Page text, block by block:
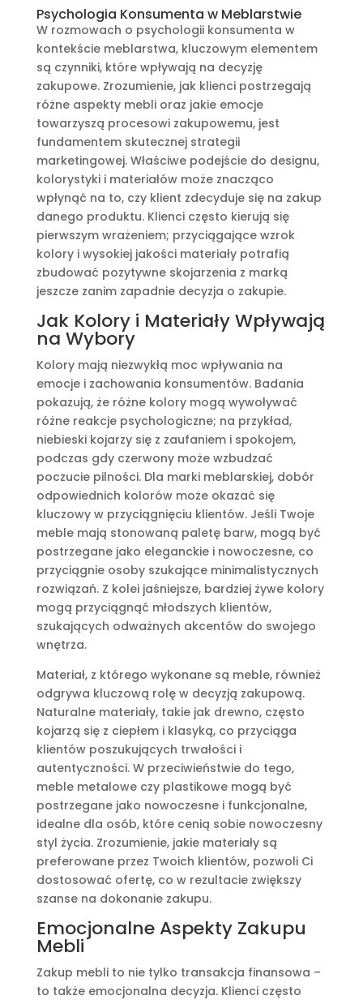
Psychologia Konsumenta w Meblarstwie
W rozmowach o psychologii konsumenta w
kontekście meblarstwa, kluczowym elementem
są czynniki, które wpływają na decyzję
zakupowe. Zrozumienie, jak klienci postrzegają
różne aspekty mebli oraz jakie emocje
towarzyszą procesowi zakupowemu, jest
fundamentem skutecznej strategii
marketingowej. Właściwe podejście do designu,
kolorystyki i materiałów może znacząco
wpłynąć na to, czy klient zdecyduje się na zakup
danego produktu. Klienci często kierują się
pierwszym wrażeniem; przyciągające wzrok
kolory i wysokiej jakości materiały potrafią
zbudować pozytywne skojarzenia z marką
jeszcze zanim zapadnie decyzja o zakupie.
Jak Kolory i Materiały Wpływają
na Wybory
Kolory mają niezwykłą moc wpływania na
emocje i zachowania konsumentów. Badania
pokazują, że różne kolory mogą wywoływać
różne reakcje psychologiczne; na przykład,
niebieski kojarzy się z zaufaniem i spokojem,
podczas gdy czerwony może wzbudzać
poczucie pilności. Dla marki meblarskiej, dobór
odpowiednich kolorów może okazać się
kluczowy w przyciągnięciu klientów. Jeśli Twoje
meble mają stonowaną paletę barw, mogą być
postrzegane jako eleganckie i nowoczesne, co
przyciągnie osoby szukające minimalistycznych
rozwiązań. Z kolei jaśniejsze, bardziej żywe kolory
mogą przyciągnąć młodszych klientów,
szukających odważnych akcentów do swojego
wnętrza.
Materiał, z którego wykonane są meble, również
odgrywa kluczową rolę w decyzją zakupową.
Naturalne materiały, takie jak drewno, często
kojarzą się z ciepłem i klasyką, co przyciąga
klientów poszukujących trwałości i
autentyczności. W przeciwieństwie do tego,
meble metalowe czy plastikowe mogą być
postrzegane jako nowoczesne i funkcjonalne,
idealne dla osób, które cenią sobie nowoczesny
styl życia. Zrozumienie, jakie materiały są
preferowane przez Twoich klientów, pozwoli Ci
dostosować ofertę, co w rezultacie zwiększy
szanse na dokonanie zakupu.
Emocjonalne Aspekty Zakupu
Mebli
Zakup mebli to nie tylko transakcja finansowa –
to także emocjonalna decyzja. Klienci często